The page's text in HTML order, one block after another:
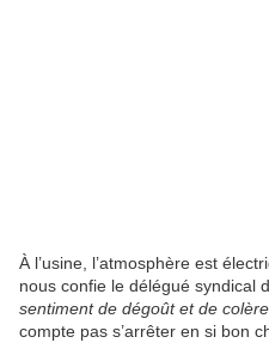
À l’usine, l’atmosphère est
nous confie le délégué syndical
sentiment de dégoût et de colère
compte pas s’arrêter en si bon